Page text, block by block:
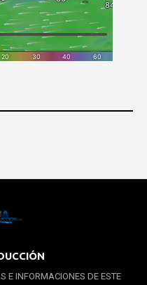
E INFORMACIONES DE ESTE